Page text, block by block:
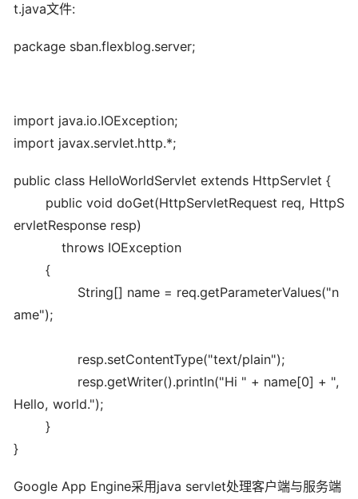
t.java文件:
package sban.flexblog.server;
import java.io.IOException;
import javax.servlet.http.*;
public class HelloWorldServlet extends HttpServlet {
public void doGet(HttpServletRequest req, HttpS
ervletResponse resp)
throws IOException
{
String[] name = req.getParameterValues("n
ame");
resp.setContentType("text/plain");
resp.getWriter().println("Hi " + name[0] + ",
Hello, world.");
}
}
Google App Engine采用java servlet处理客户端与服务端